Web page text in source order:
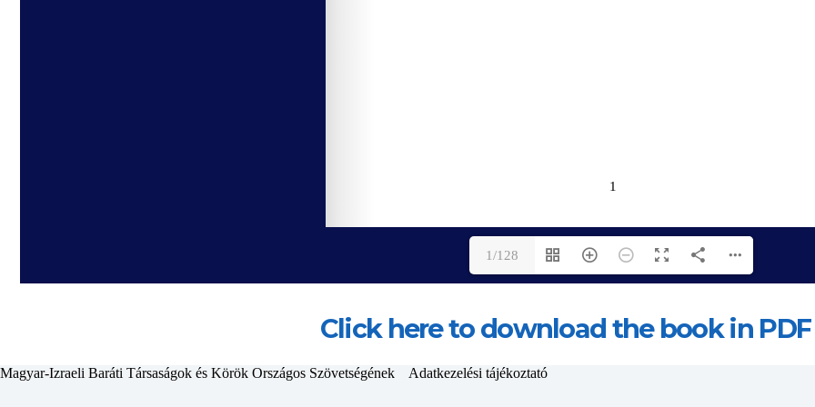
1/128
Click here to download the book in
Magyar-Izraeli Baráti Társaságok és Körök Országos Szövetségének Adatkezelési tájékoztató